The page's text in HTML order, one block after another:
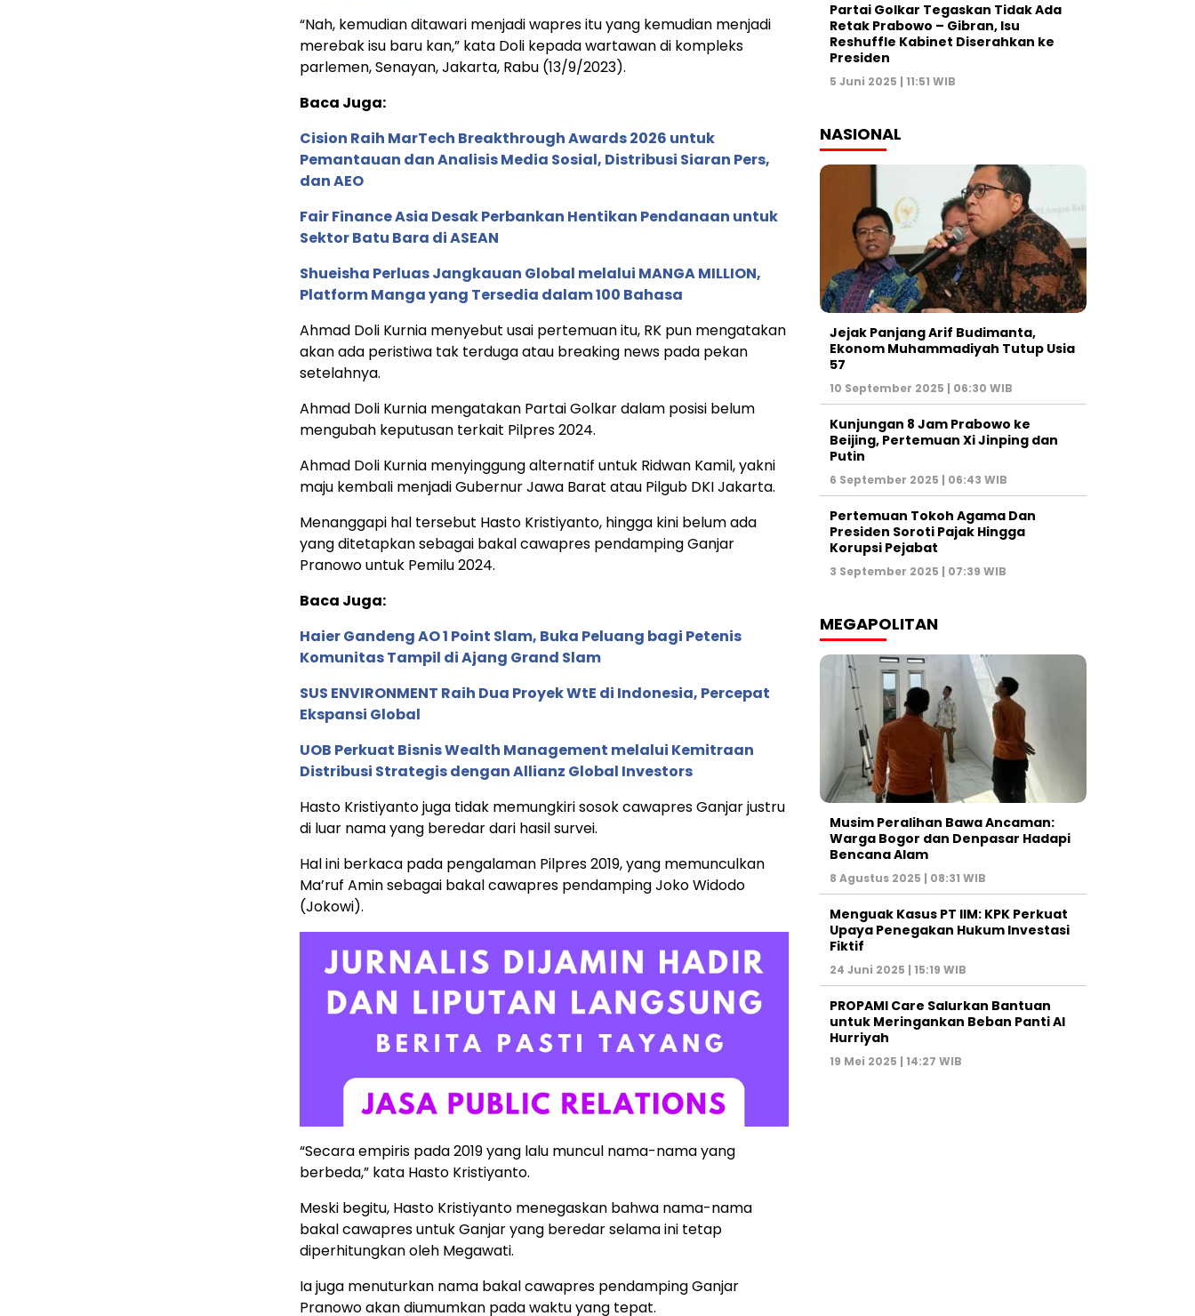
“Nah, kemudian ditawari menjadi wapres itu yang kemudian menjadi
merebak isu baru kan,” kata Doli kepada wartawan di kompleks
parlemen, Senayan, Jakarta, Rabu (13/9/2023).
Baca Juga:
Cision Raih MarTech Breakthrough Awards 2026 untuk
Pemantauan dan Analisis Media Sosial, Distribusi Siaran Pers,
dan AEO
Fair Finance Asia Desak Perbankan Hentikan Pendanaan untuk
Sektor Batu Bara di ASEAN
Shueisha Perluas Jangkauan Global melalui MANGA MILLION,
Platform Manga yang Tersedia dalam 100 Bahasa
Ahmad Doli Kurnia menyebut usai pertemuan itu, RK pun mengatakan
akan ada peristiwa tak terduga atau breaking news pada pekan
setelahnya.
Ahmad Doli Kurnia mengatakan Partai Golkar dalam posisi belum
mengubah keputusan terkait Pilpres 2024.
Ahmad Doli Kurnia menyinggung alternatif untuk Ridwan Kamil, yakni
maju kembali menjadi Gubernur Jawa Barat atau Pilgub DKI Jakarta.
Menanggapi hal tersebut Hasto Kristiyanto, hingga kini belum ada
yang ditetapkan sebagai bakal cawapres pendamping Ganjar
Pranowo untuk Pemilu 2024.
Baca Juga:
Haier Gandeng AO 1 Point Slam, Buka Peluang bagi Petenis
Komunitas Tampil di Ajang Grand Slam
SUS ENVIRONMENT Raih Dua Proyek WtE di Indonesia, Percepat
Ekspansi Global
UOB Perkuat Bisnis Wealth Management melalui Kemitraan
Distribusi Strategis dengan Allianz Global Investors
Hasto Kristiyanto juga tidak memungkiri sosok cawapres Ganjar justru
di luar nama yang beredar dari hasil survei.
Hal ini berkaca pada pengalaman Pilpres 2019, yang memunculkan
Ma’ruf Amin sebagai bakal cawapres pendamping Joko Widodo
(Jokowi).
“Secara empiris pada 2019 yang lalu muncul nama-nama yang
berbeda,” kata Hasto Kristiyanto.
Meski begitu, Hasto Kristiyanto menegaskan bahwa nama-nama
bakal cawapres untuk Ganjar yang beredar selama ini tetap
diperhitungkan oleh Megawati.
Ia juga menuturkan nama bakal cawapres pendamping Ganjar
Pranowo akan diumumkan pada waktu yang tepat.
Partai Golkar Tegaskan Tidak Ada
Retak Prabowo – Gibran, Isu
Reshuffle Kabinet Diserahkan ke
Presiden
5 Juni 2025 | 11:51 WIB
NASIONAL
Jejak Panjang Arif Budimanta,
Ekonom Muhammadiyah Tutup Usia
57
10 September 2025 | 06:30 WIB
Kunjungan 8 Jam Prabowo ke
Beijing, Pertemuan Xi Jinping dan
Putin
6 September 2025 | 06:43 WIB
Pertemuan Tokoh Agama Dan
Presiden Soroti Pajak Hingga
Korupsi Pejabat
3 September 2025 | 07:39 WIB
MEGAPOLITAN
Musim Peralihan Bawa Ancaman:
Warga Bogor dan Denpasar Hadapi
Bencana Alam
8 Agustus 2025 | 08:31 WIB
Menguak Kasus PT IIM: KPK Perkuat
Upaya Penegakan Hukum Investasi
Fiktif
24 Juni 2025 | 15:19 WIB
PROPAMI Care Salurkan Bantuan
untuk Meringankan Beban Panti Al
Hurriyah
19 Mei 2025 | 14:27 WIB